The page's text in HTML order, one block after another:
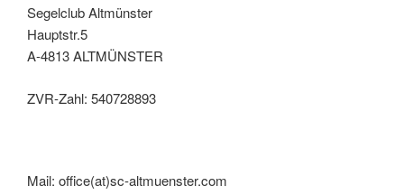
Segelclub Altmünster
Hauptstr.5
A-4813 ALTMÜNSTER
ZVR-Zahl: 540728893
Mail: office(at)sc-altmuenster.com